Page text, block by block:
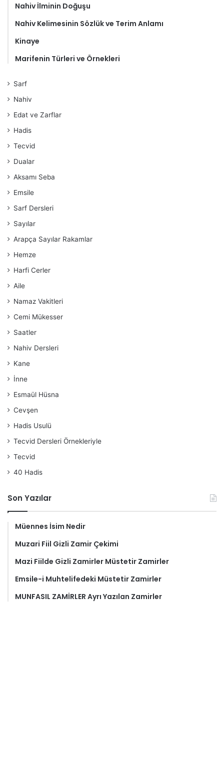
Nahiv İlminin Doğuşu
Nahiv Kelimesinin Sözlük ve Terim Anlamı
Kinaye
Marifenin Türleri ve Örnekleri
Sarf
Nahiv
Edat ve Zarflar
Hadis
Tecvid
Dualar
Aksamı Seba
Emsile
Sarf Dersleri
Sayılar
Arapça Sayılar Rakamlar
Hemze
Harfi Cerler
Aile
Namaz Vakitleri
Cemi Mükesser
Saatler
Nahiv Dersleri
Kane
İnne
Esmaül Hüsna
Cevşen
Hadis Usulü
Tecvid Dersleri Örnekleriyle
Tecvid
40 Hadis
Son Yazılar
Müennes İsim Nedir
Muzari Fiil Gizli Zamir Çekimi
Mazi Fiilde Gizli Zamirler Müstetir Zamirler
Emsile-i Muhtelifedeki Müstetir Zamirler
MUNFASIL ZAMİRLER Ayrı Yazılan Zamirler